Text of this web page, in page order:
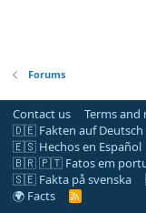
Forums
Contact us Terms and
🇩🇪 Fakten auf Deutsch
🇪🇸 Hechos en Español
🇧🇷 🇵🇹 Fatos em
🇸🇪 Fakta på svenska
🌍 Facts
R